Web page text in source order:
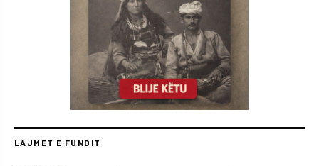
LAJMET E FUNDIT